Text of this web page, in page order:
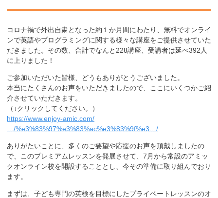
コロナ禍で外出自粛となった約１か月間にわたり、無料でオンライ
ンで英語やプログラミングに関する様々な講座をご提供させていた
だきました。その数、合計でなんと228講座、受講者は延べ392人
に上りました！
ご参加いただいた皆様、どうもありがとうございました。
本当にたくさんのお声をいただきましたので、ここにいくつかご紹
介させていただきます。
（↓クリックしてください。）
https://www.enjoy-amic.com/
…/%e3%83%97%e3%83%ac%e3%83%9f%e3…/
ありがたいことに、多くのご要望や応援のお声を頂戴しましたの
で、このプレミアムレッスンを発展させて、7月から常設のアミッ
クオンライン校を開設することとし、今その準備に取り組んでおり
ます。
まずは、子ども専門の英検を目標にしたプライベートレッスンのオ